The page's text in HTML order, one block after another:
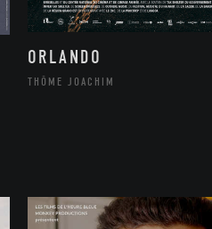
ORLANDO
THÔME JOACHIM